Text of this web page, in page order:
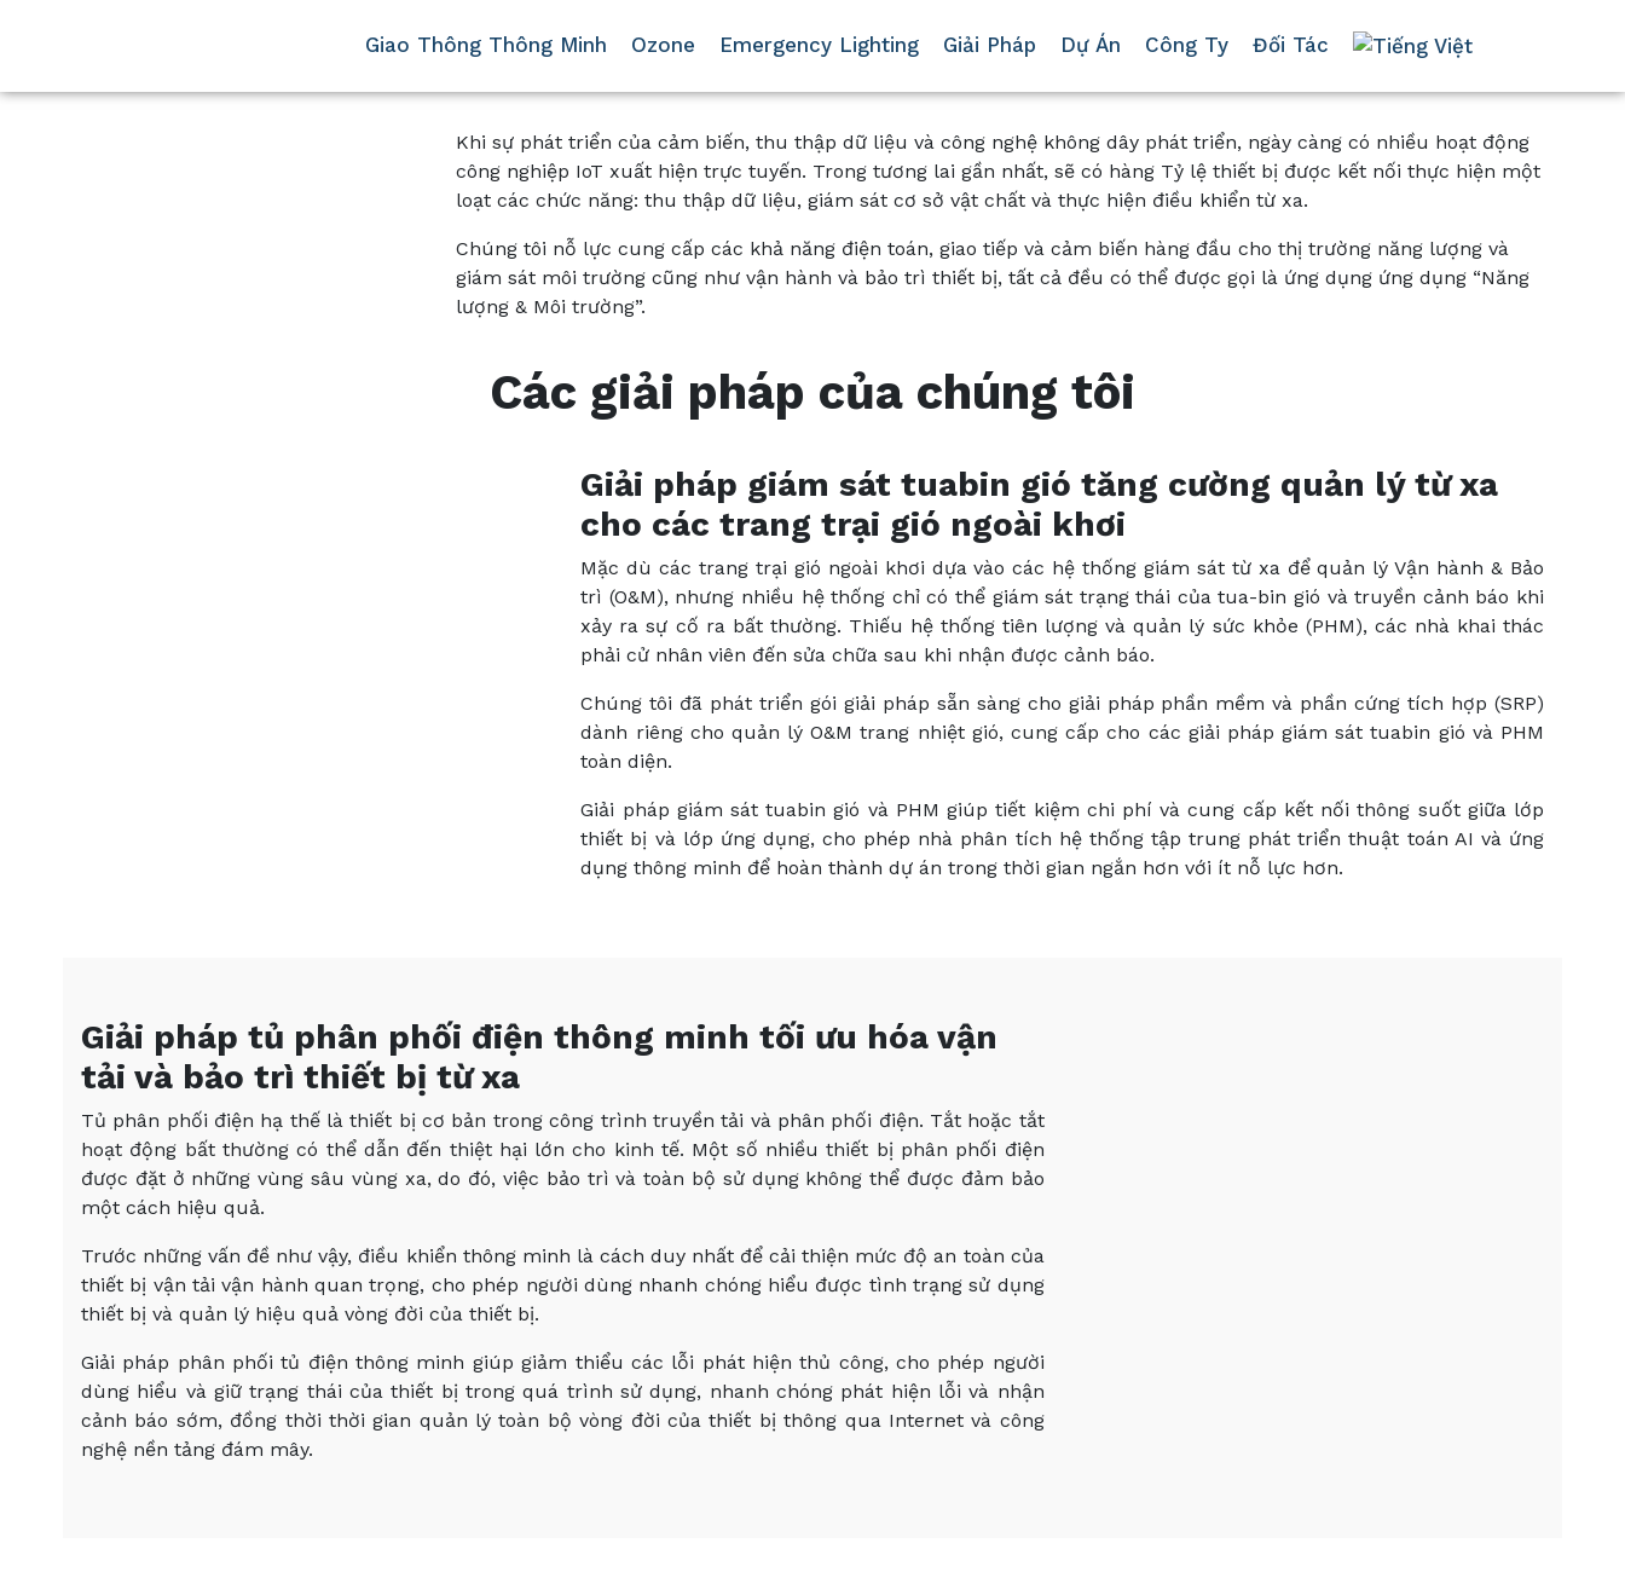
Giao Thông Thông Minh Ozone Emergency Lighting Giải Pháp Dự Án Công Ty Đối Tác
Khi sự phát triển của cảm biến, thu thập dữ liệu và công nghệ không dây phát triển, ngày càng có nhiều hoạt động
công nghiệp IoT xuất hiện trực tuyến. Trong tương lai gần nhất, sẽ có hàng Tỷ lệ thiết bị được kết nối thực hiện một
loạt các chức năng: thu thập dữ liệu, giám sát cơ sở vật chất và thực hiện điều khiển từ xa.
Chúng tôi nỗ lực cung cấp các khả năng điện toán, giao tiếp và cảm biến hàng đầu cho thị trường năng lượng và
giám sát môi trường cũng như vận hành và bảo trì thiết bị, tất cả đều có thể được gọi là ứng dụng ứng dụng “Năng
lượng & Môi trường”.
Các giải pháp của chúng tôi
Giải pháp giám sát tuabin gió tăng cường quản lý từ xa
cho các trang trại gió ngoài khơi
Mặc dù các trang trại gió ngoài khơi dựa vào các hệ thống giám sát từ xa để quản lý Vận hành & Bảo
trì (O&M), nhưng nhiều hệ thống chỉ có thể giám sát trạng thái của tua-bin gió và truyền cảnh báo khi
xảy ra sự cố ra bất thường. Thiếu hệ thống tiên lượng và quản lý sức khỏe (PHM), các nhà khai thác
phải cử nhân viên đến sửa chữa sau khi nhận được cảnh báo.
Chúng tôi đã phát triển gói giải pháp sẵn sàng cho giải pháp phần mềm và phần cứng tích hợp (SRP)
dành riêng cho quản lý O&M trang nhiệt gió, cung cấp cho các giải pháp giám sát tuabin gió và PHM
toàn diện.
Giải pháp giám sát tuabin gió và PHM giúp tiết kiệm chi phí và cung cấp kết nối thông suốt giữa lớp
thiết bị và lớp ứng dụng, cho phép nhà phân tích hệ thống tập trung phát triển thuật toán AI và ứng
dụng thông minh để hoàn thành dự án trong thời gian ngắn hơn với ít nỗ lực hơn.
Giải pháp tủ phân phối điện thông minh tối ưu hóa vận
tải và bảo trì thiết bị từ xa
Tủ phân phối điện hạ thế là thiết bị cơ bản trong công trình truyền tải và phân phối điện. Tắt hoặc tắt
hoạt động bất thường có thể dẫn đến thiệt hại lớn cho kinh tế. Một số nhiều thiết bị phân phối điện
được đặt ở những vùng sâu vùng xa, do đó, việc bảo trì và toàn bộ sử dụng không thể được đảm bảo
một cách hiệu quả.
Trước những vấn đề như vậy, điều khiển thông minh là cách duy nhất để cải thiện mức độ an toàn của
thiết bị vận tải vận hành quan trọng, cho phép người dùng nhanh chóng hiểu được tình trạng sử dụng
thiết bị và quản lý hiệu quả vòng đời của thiết bị.
Giải pháp phân phối tủ điện thông minh giúp giảm thiểu các lỗi phát hiện thủ công, cho phép người
dùng hiểu và giữ trạng thái của thiết bị trong quá trình sử dụng, nhanh chóng phát hiện lỗi và nhận
cảnh báo sớm, đồng thời thời gian quản lý toàn bộ vòng đời của thiết bị thông qua Internet và công
nghệ nền tảng đám mây.